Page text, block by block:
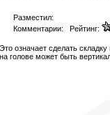
Разместил:
Комментарии: Рейтинг:
Это означает сделать
на голове может быть